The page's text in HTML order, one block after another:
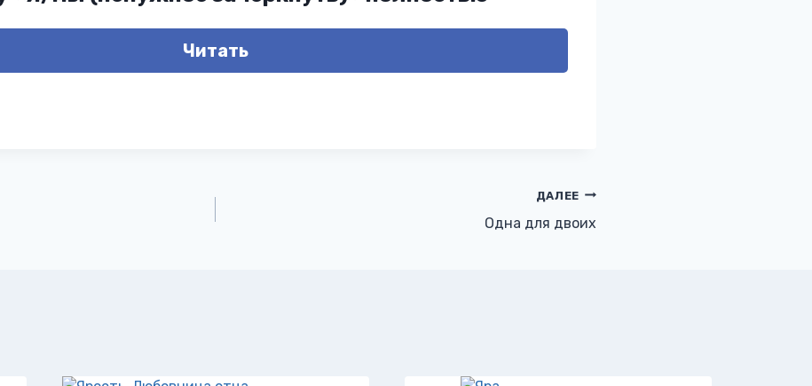
Читать
ДАЛЕЕ
Одна для двоих